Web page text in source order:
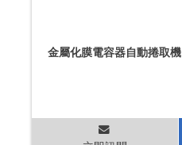
金屬化膜電容器自動捲取機